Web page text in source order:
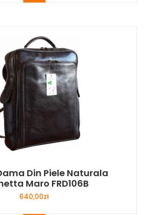
Din Piele Naturala
Maro FRD106B
640,00zł